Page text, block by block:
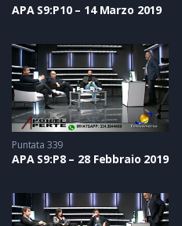
APA S9:P10 – 14 Marzo 2019
Puntata 339
APA S9:P8 – 28 Febbraio 2019